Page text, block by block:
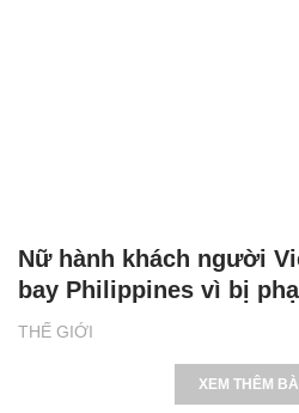
THẾ GIỚI
Nữ hành khách người
bay Philippines vì bị
XEM THÊM